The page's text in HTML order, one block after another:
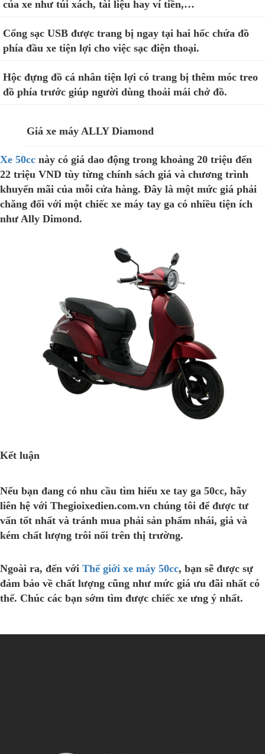
của xe như túi xách, tài liệu hay ví tiền,…
Cổng sạc USB được trang bị ngay tại hai hốc chứa đồ
phía đầu xe tiện lợi cho việc sạc điện thoại.
Hộc đựng đồ cá nhân tiện lợi có trang bị thêm móc treo
đồ phía trước giúp người dùng thoải mái chở đồ.
Giá xe máy ALLY Diamond
Xe 50cc này có giá dao động trong khoảng 20 triệu đến
22 triệu VND tùy từng chính sách giá và chương trình
khuyến mãi của mỗi cửa hàng. Đây là một mức giá phải
chăng đối với một chiếc xe máy tay ga có nhiều tiện ích
như Ally Dimond.
Kết luận
Nếu bạn đang có nhu cầu tìm hiểu xe tay ga 50cc, hãy
liên hệ với Thegioixedien.com.vn chúng tôi để được tư
vấn tốt nhất và tránh mua phải sản phẩm nhái, giả và
kém chất lượng trôi nổi trên thị trường.
Ngoài ra, đến với Thế giới xe máy 50cc, bạn sẽ được sự
đảm bảo về chất lượng cũng như mức giá ưu đãi nhất có
thể. Chúc các bạn sớm tìm được chiếc xe ưng ý nhất.